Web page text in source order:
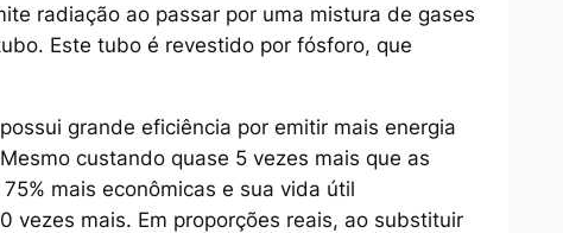
radiação ao passar por uma mistura de gases
Este tubo é revestido por fósforo, que
grande eficiência por emitir mais energia
custando quase 5 vezes mais que as
mais econômicas e sua vida útil
vezes mais. Em proporções reais, ao substituir